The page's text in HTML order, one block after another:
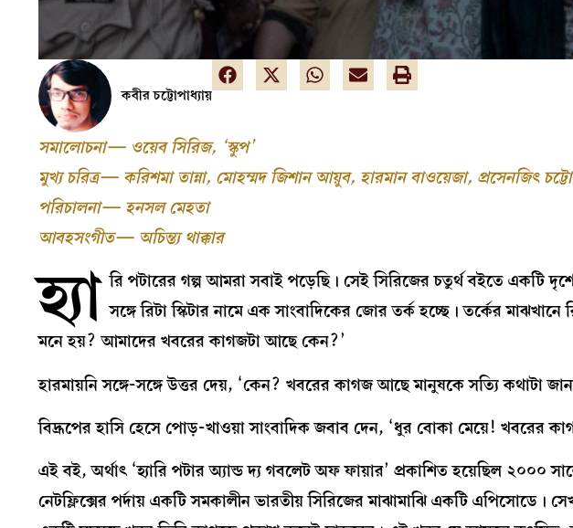
কবীর চট্টোপাধ্যায়
সমালোচনা— ওয়েব সিরিজ, ‘স্কুপ’
মুখ্য চরিত্র— করিশমা তান্না, মোহম্মদ জিশান আয়ুব, হারমান বাওয়েজা, প্রসেনজিৎ
পরিচালনা— হনসল মেহতা
আবহসংগীত— অচিন্ত্য থাক্কার
হ্যা রি পটারের গল্প আমরা সবাই পড়েছি। সেই সিরিজের চতুর্থ বইতে একটি
সঙ্গে রিটা স্কিটার নামে এক সাংবাদিকের জোর তর্ক হচ্ছে। তর্কের
মনে হয়? আমাদের খবরের কাগজটা আছে কেন?’
হারমায়নি সঙ্গে-সঙ্গে উত্তর দেয়, ‘কেন? খবরের কাগজ আছে মানুষকে সত্যি কথাটা
বিদ্রূপের হাসি হেসে পোড়-খাওয়া সাংবাদিক জবাব দেন, ‘ধুর বোকা মেয়ে! খবরের
এই বই, অর্থাৎ ‘হ্যারি পটার অ্যান্ড দ্য গবলেট অফ ফায়ার’ প্রকাশিত হয়েছিল
নেটফ্লিক্সের পর্দায় একটি সমকালীন ভারতীয় সিরিজের মাঝামাঝি একটি এপিসোডে।